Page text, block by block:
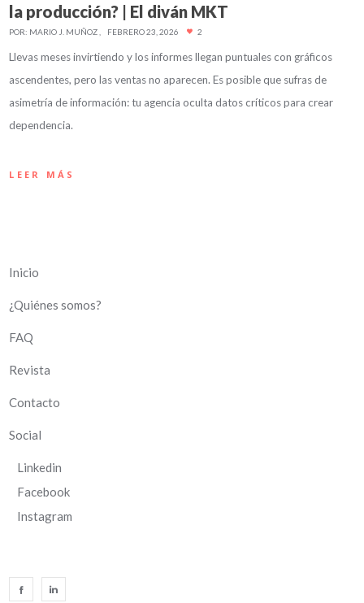
la producción? | El diván MKT
POR: MARIO J. MUÑOZ FEBRERO 23, 2026 2
Llevas meses invirtiendo y los informes llegan puntuales con gráficos
ascendentes, pero las ventas no aparecen. Es posible que sufras de
asimetría de información: tu agencia oculta datos críticos para crear
dependencia.
LEER MÁS
Inicio
¿Quiénes somos?
FAQ
Revista
Contacto
Social
Linkedin
Facebook
Instagram